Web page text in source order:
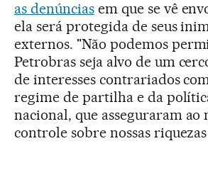
as denúnciasem que se vê
ela será protegida de seus
externos. "Não podemos
Petrobras seja alvo de um
de interesses contrariados
regime de partilha e da
nacional, que asseguraram ao
controle sobre nossas